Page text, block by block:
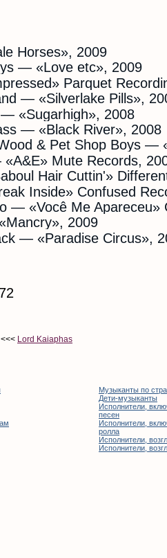
Horses», 2009
— «Love etc», 2009
Parquet
— «Silverlake Pills»,
«Sugarhigh», 2008
— «Black River», 2008
& Pet Shop Boys —
Mute Records,
Hair Cuttin'»
Inside» Confused
— «Você Me Apareceu»
2009
— «Paradise Circus»,
<<< Lord Kaiaphas
Музыканты по
Дети-музыканты
Исполнители,
песен
Исполнители,
ролла
Исполнители,
Исполнители,